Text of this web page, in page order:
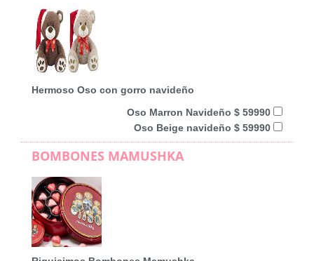
Hermoso Oso con gorro navideño
Oso Marron Navideño $ 59990
Oso Beige navideño $ 59990
BOMBONES MAMUSHKA